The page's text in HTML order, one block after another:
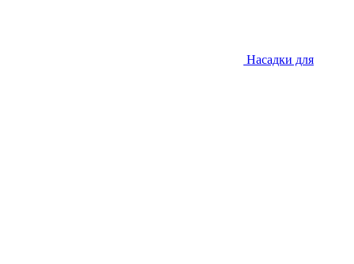
Насадки для